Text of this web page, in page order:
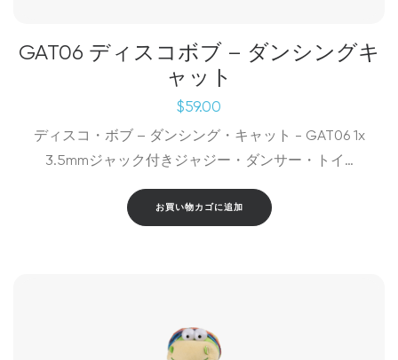
GAT06 ディスコボブ – ダンシングキ
ャット
$59.00
ディスコ・ボブ – ダンシング・キャット - GAT06 1x
3.5mmジャック付きジャジー・ダンサー・トイ…
お買い物カゴに追加